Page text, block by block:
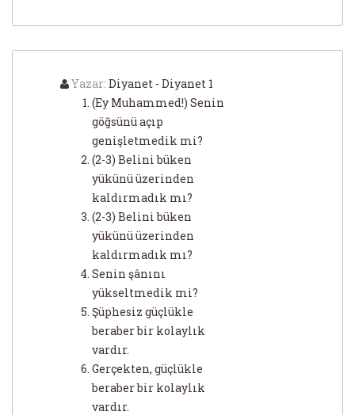
Yazar: Diyanet - Diyanet 1
(Ey Muhammed!) Senin
göğsünü açıp
genişletmedik mi?
(2-3) Belini büken
yükünü üzerinden
kaldırmadık mı?
(2-3) Belini büken
yükünü üzerinden
kaldırmadık mı?
Senin şânını
yükseltmedik mi?
Şüphesiz güçlükle
beraber bir kolaylık
vardır.
Gerçekten, güçlükle
beraber bir kolaylık
vardır.